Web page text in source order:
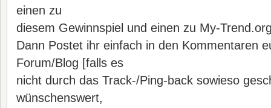
einen zu
diesem Gewinnspiel und einen zu My-
Dann Postet ihr einfach in den Kommentaren
Forum/Blog [falls es
nicht durch das Track-/Ping-back sowieso
wünschenswert,